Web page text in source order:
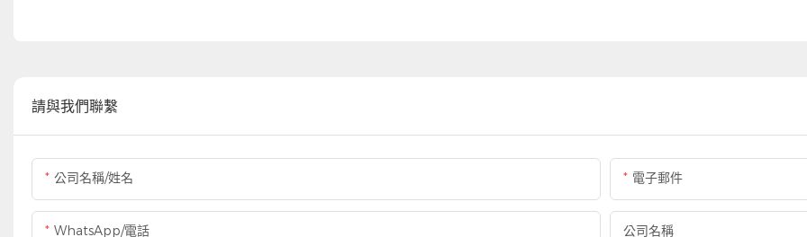
請與我們聯繫
公司名稱/姓名 電子郵件
WhatsApp/電話 公司名稱